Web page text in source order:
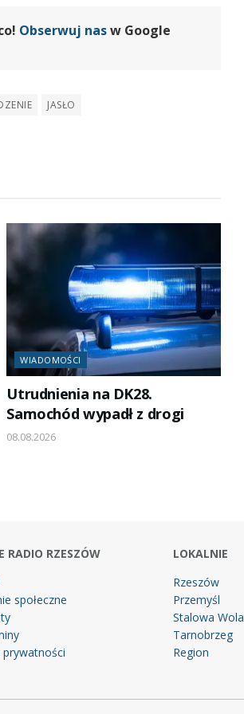
Obserwuj nasw Google
JASŁO
WIADOMOŚCI
Utrudnienia na DK28.
Samochód wypadł z drogi
08.08.2026
RADIO RZESZÓW
społeczne
prywatności
LOKALNIE
Rzeszów
Przemyśl
Stalowa Wola
Tarnobrzeg
Region